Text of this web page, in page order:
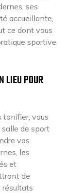
ses
accueillante,
ce dont vous
sportive
LIEU POUR
tonifier, vous
de sport
vos
les
et
de
résultats